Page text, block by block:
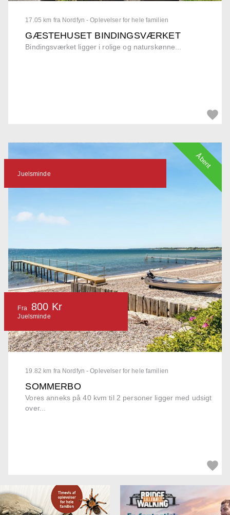
17.05 km fra Nordfyn - Oplevelser for hele familien
GÆSTEHUSET BINDINGSVÆRKET
Bindingsværket ligger i rolige og naturskønne...
19.82 km fra Nordfyn - Oplevelser for hele familien
SOMMERBO
Vores anneks på 40 kvm til 2 personer ligger med udsigt
over...
Juelsminde
Fra 800 Kr
Juelsminde
Åbent